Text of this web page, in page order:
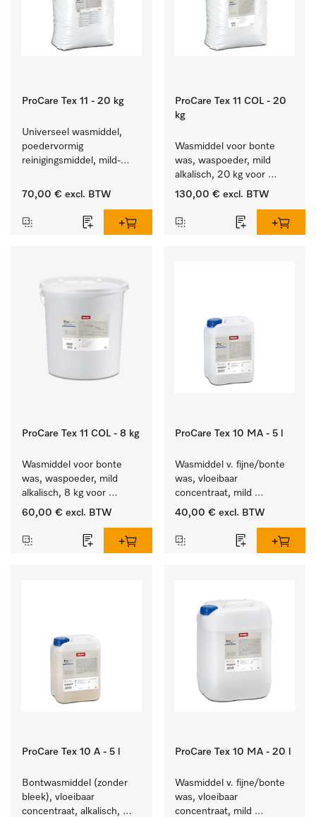
ProCare Tex 11 - 20 kg
Universeel wasmiddel,
poedervormig
reinigingsmiddel, mild-
reinigen van wit wasgoed
70,00 € excl. BTW
ProCare Tex 11 COL - 20
kg
Wasmiddel voor bonte
was, waspoeder, mild
alkalisch, 20 kg voor
behoud van kleur en
was.
130,00 € excl. BTW
ProCare Tex 11 COL - 8 kg
Wasmiddel voor bonte
was, waspoeder, mild
alkalisch, 8 kg voor
behoud van kleur en
was.
60,00 € excl. BTW
ProCare Tex 10 MA - 5 l
Wasmiddel v. fijne/bonte
was, vloeibaar
concentraat, mild
alkalisch, 5 l voor het
en gevoelig textiel.
40,00 € excl. BTW
ProCare Tex 10 A - 5 l
Bontwasmiddel (zonder
bleek), vloeibaar
concentraat, alkalisch,
ProCare Tex 10 MA - 20 l
Wasmiddel v. fijne/bonte
was, vloeibaar
concentraat, mild